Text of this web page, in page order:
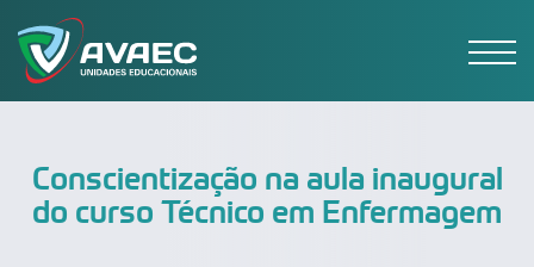
Conscientização na aula inaugural
do curso Técnico em Enfermagem